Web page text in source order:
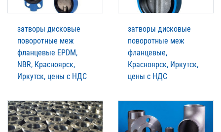
затворы дисковые
поворотные меж
фланцевые EPDM,
NBR, Красноярск,
Иркутск, цены с НДС
затворы дисковые
поворотные меж
фланцевые,
Красноярск, Иркутск,
цены с НДС